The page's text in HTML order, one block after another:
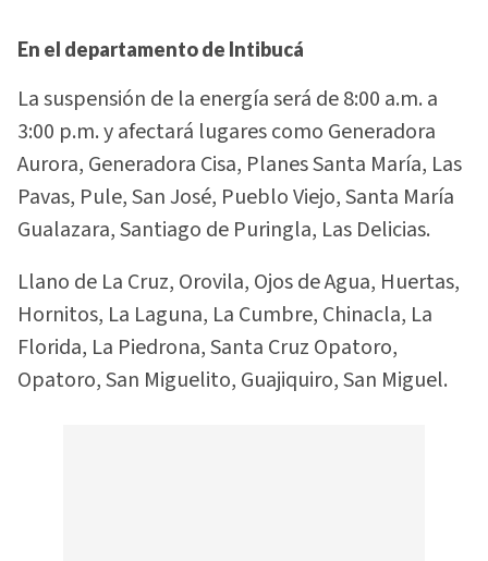
En el departamento de Intibucá
La suspensión de la energía será de 8:00 a.m. a
3:00 p.m. y afectará lugares como Generadora
Aurora, Generadora Cisa, Planes Santa María, Las
Pavas, Pule, San José, Pueblo Viejo, Santa María
Gualazara, Santiago de Puringla, Las Delicias.
Llano de La Cruz, Orovila, Ojos de Agua, Huertas,
Hornitos, La Laguna, La Cumbre, Chinacla, La
Florida, La Piedrona, Santa Cruz Opatoro,
Opatoro, San Miguelito, Guajiquiro, San Miguel.